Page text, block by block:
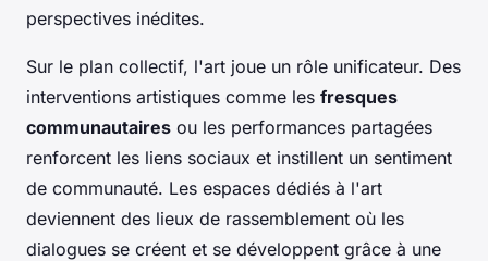
perspectives inédites.
Sur le plan collectif, l'art joue un rôle unificateur. Des
interventions artistiques comme les fresques
communautaires ou les performances partagées
renforcent les liens sociaux et instillent un sentiment
de communauté. Les espaces dédiés à l'art
deviennent des lieux de rassemblement où les
dialogues se créent et se développent grâce à une